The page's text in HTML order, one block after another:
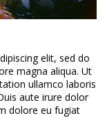
elit, sed do
magna aliqua. Ut
ullamco laboris
aute irure dolor
dolore eu fugiat